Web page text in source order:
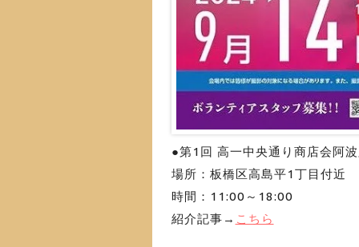
●第1回 高一中央通り商店会阿
場所：板橋区高島平1丁目付近
時間：11:00～18:00
紹介記事→ こちら